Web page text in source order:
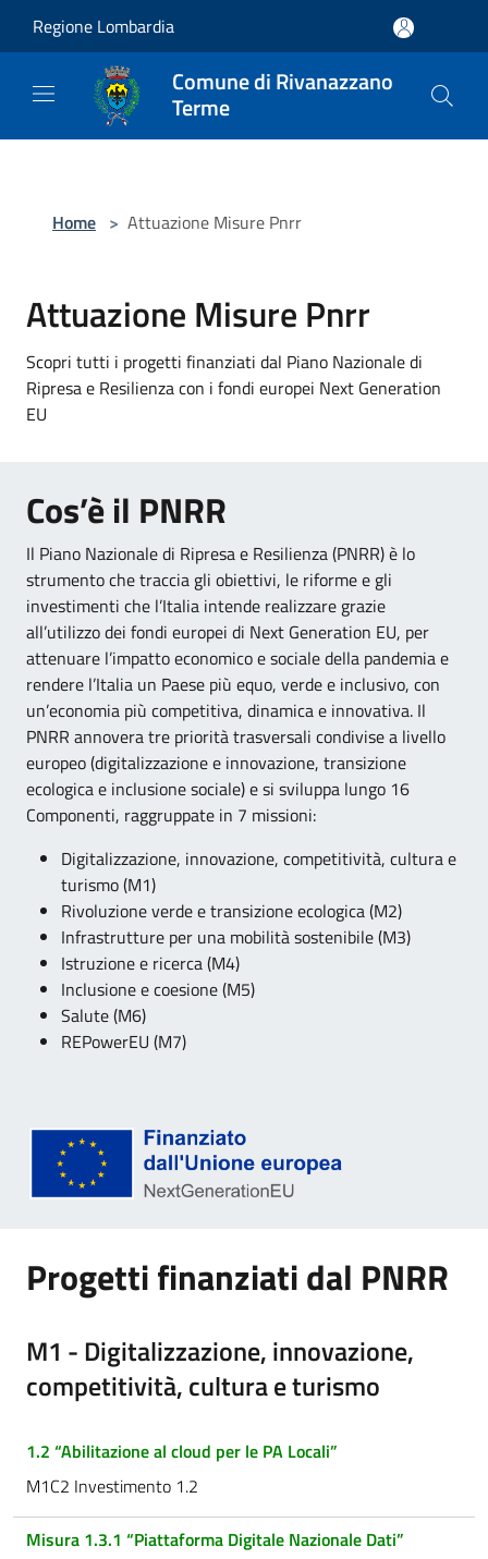
Regione Lombardia
Comune di Rivanazzano
Terme
Home > Attuazione Misure Pnrr
Attuazione Misure Pnrr
Scopri tutti i progetti finanziati dal Piano Nazionale di
Ripresa e Resilienza con i fondi europei Next Generation
EU
Cos’è il PNRR
Il Piano Nazionale di Ripresa e Resilienza (PNRR) è lo
strumento che traccia gli obiettivi, le riforme e gli
investimenti che l’Italia intende realizzare grazie
all’utilizzo dei fondi europei di Next Generation EU, per
attenuare l’impatto economico e sociale della pandemia e
rendere l’Italia un Paese più equo, verde e inclusivo, con
un’economia più competitiva, dinamica e innovativa. Il
PNRR annovera tre priorità trasversali condivise a livello
europeo (digitalizzazione e innovazione, transizione
ecologica e inclusione sociale) e si sviluppa lungo 16
Componenti, raggruppate in 7 missioni:
Digitalizzazione, innovazione, competitività, cultura e
turismo (M1)
Rivoluzione verde e transizione ecologica (M2)
Infrastrutture per una mobilità sostenibile (M3)
Istruzione e ricerca (M4)
Inclusione e coesione (M5)
Salute (M6)
REPowerEU (M7)
Progetti finanziati dal PNRR
M1 - Digitalizzazione, innovazione,
competitività, cultura e turismo
1.2 “Abilitazione al cloud per le PA Locali”
M1C2 Investimento 1.2
Misura 1.3.1 “Piattaforma Digitale Nazionale Dati”